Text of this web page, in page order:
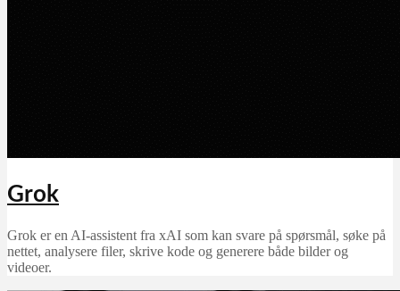
Grok
Grok er en AI-assistent fra xAI som kan svare på spørsmål, søke på
nettet, analysere filer, skrive kode og generere både bilder og
videoer.